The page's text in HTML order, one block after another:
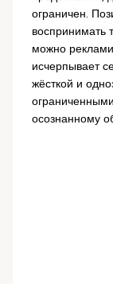
ограничен.
воспринимать
можно
исчерпывает
жёсткой и
осознанному